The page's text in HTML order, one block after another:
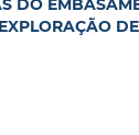
DO